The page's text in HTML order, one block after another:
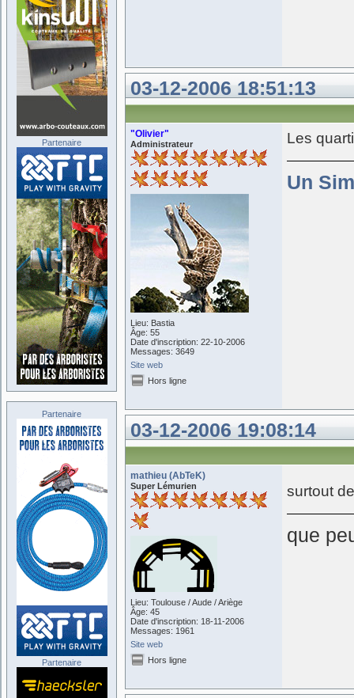
03-12-2006 18:51:13
"Olivier"
Administrateur
Lieu: Bastia
Âge: 55
Date d'inscription: 22-10-2006
Messages: 3649
Site web
Les
Un
Hors ligne
03-12-2006 19:08:14
mathieu (AbTeK)
Super Lémurien
Lieu: Toulouse / Aude / Ariège
Âge: 45
Date d'inscription: 18-11-2006
Messages: 1961
Site web
surtout
que
Hors ligne
Partenaire
Partenaire
Partenaire